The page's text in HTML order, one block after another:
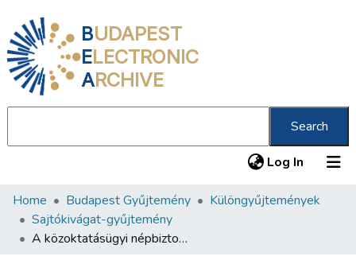
BUDAPEST
ELECTRONIC
ARCHIVE
Search
Log In (current)
Communities & Collections
All of DSpace
Home Budapest Gyűjtemény
Különgyűjtemények
Sajtókivágat-gyűjtemény
A közoktatásügyi népbiztosság 26. K. N. számú rendelete